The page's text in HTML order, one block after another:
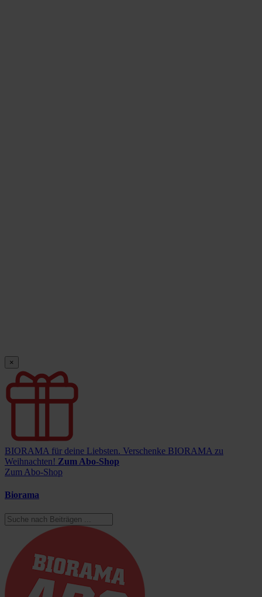
×
BIORAMA für deine Liebsten. Verschenke BIORAMA zu
Weihnachten! Zum Abo-Shop
Zum Abo-Shop
Biorama